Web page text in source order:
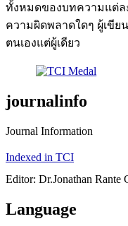
ทั้งหมดของบทความแต่ล
ความผิดพลาดใดๆ ผู้เขี
ตนเองแต่ผู้เดียว
journalinfo
Journal Information
Indexed in TCI
Editor: Dr.Jonathan Rante
Language